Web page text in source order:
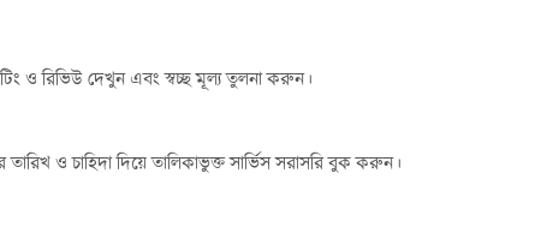
ও রিভিউ দেখুন এবং স্বচ্ছ মূল্য তুলনা করুন।
ও চাহিদা দিয়ে তালিকাভুক্ত সার্ভিস সরাসরি বুক করুন।